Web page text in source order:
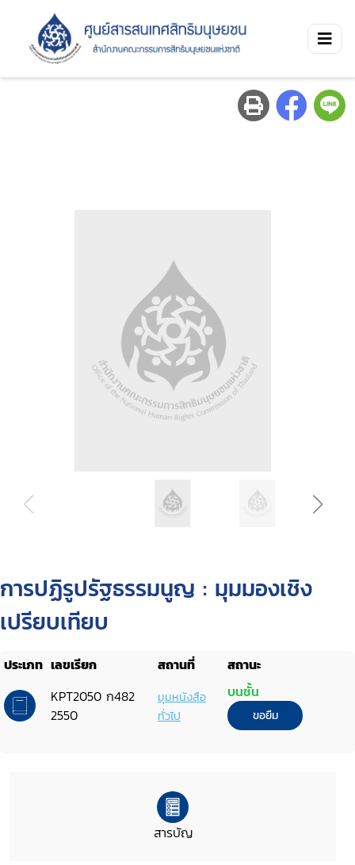
การปฏิรูปรัฐธรรมนูญ : มุมมองเชิง
เปรียบเทียบ
ประเภท เลขเรียก สถานที่
สถานะ
KPT2050 ก482
2550
มุมหนังสือ
ทั่วไป
บนชั้น
ขอยืม
สารบัญ